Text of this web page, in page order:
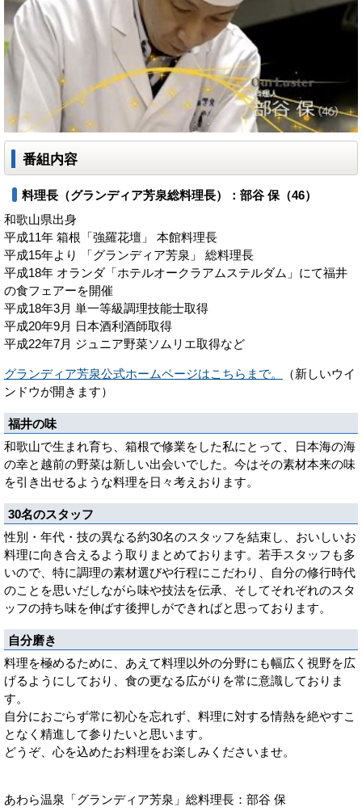
番組内容
料理長（グランディア芳泉総料理長）：部谷 保（46）
和歌山県出身
平成11年 箱根「強羅花壇」 本館料理長
平成15年より 「グランディア芳泉」 総料理長
平成18年 オランダ「ホテルオークラアムステルダム」にて福井
の食フェアーを開催
平成18年3月 単一等級調理技能士取得
平成20年9月 日本酒利酒師取得
平成22年7月 ジュニア野菜ソムリエ取得など
グランディア芳泉公式ホームページはこちらまで。
（新しいウイ
ンドウが開きます）
福井の味
和歌山で生まれ育ち、箱根で修業をした私にとって、日本海の海
の幸と越前の野菜は新しい出会いでした。今はその素材本来の味
を引き出せるような料理を日々考えおります。
30名のスタッフ
性別・年代・技の異なる約30名のスタッフを結束し、おいしいお
料理に向き合えるよう取りまとめております。若手スタッフも多
いので、特に調理の素材選びや行程にこだわり、自分の修行時代
のことを思いだしながら味や技法を伝承、そしてそれぞれのスタ
ッフの持ち味を伸ばす後押しができればと思っております。
自分磨き
料理を極めるために、あえて料理以外の分野にも幅広く視野を広
げるようにしており、食の更なる広がりを常に意識しておりま
す。
自分におごらず常に初心を忘れず、料理に対する情熱を絶やすこ
となく精進して参りたいと思います。
どうぞ、心を込めたお料理をお楽しみくださいませ。
あわら温泉「グランディア芳泉」総料理長：部谷 保